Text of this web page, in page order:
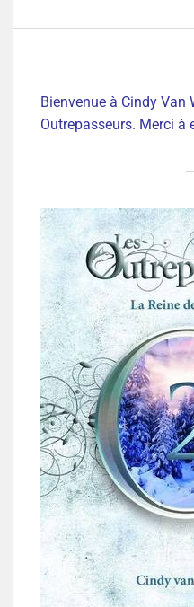
Bienvenue à Cindy Van
Outrepasseurs. Merci à